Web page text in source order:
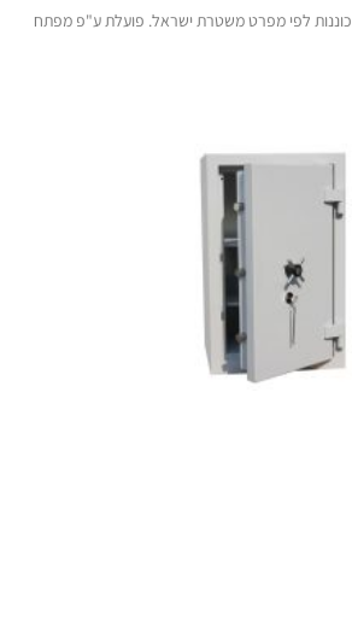
לפי מפרט משטרת ישראל. פועלת ע"פ מפתח